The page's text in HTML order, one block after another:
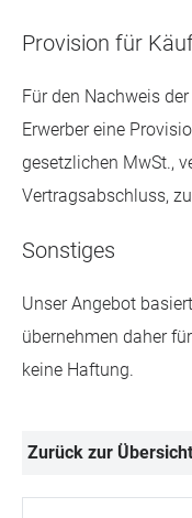
Provision für
Für den Nachweis
Erwerber eine
gesetzlichen MwSt.,
Vertragsabschluss,
Sonstiges
Unser Angebot
übernehmen daher
keine Haftung.
Zurück zur